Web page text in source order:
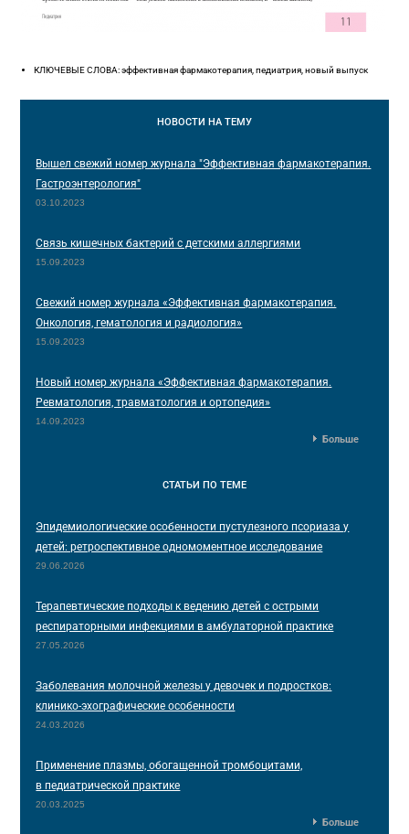
КЛЮЧЕВЫЕ СЛОВА: эффективная фармакотерапия, педиатрия, новый выпуск
НОВОСТИ НА ТЕМУ
Вышел свежий номер журнала "Эффективная фармакотерапия.
Гастроэнтерология"
03.10.2023
Связь кишечных бактерий с детскими аллергиями
15.09.2023
Свежий номер журнала «Эффективная фармакотерапия.
Онкология, гематология и радиология»
15.09.2023
Новый номер журнала «Эффективная фармакотерапия.
Ревматология, травматология и ортопедия»
14.09.2023
Больше
СТАТЬИ ПО ТЕМЕ
Эпидемиологические особенности пустулезного псориаза у
детей: ретроспективное одномоментное исследование
29.06.2026
Терапевтические подходы к ведению детей с острыми
респираторными инфекциями в амбулаторной практике
27.05.2026
Заболевания молочной железы у девочек и подростков:
клинико-эхографические особенности
24.03.2026
Применение плазмы, обогащенной тромбоцитами,
в педиатрической практике
20.03.2025
Больше